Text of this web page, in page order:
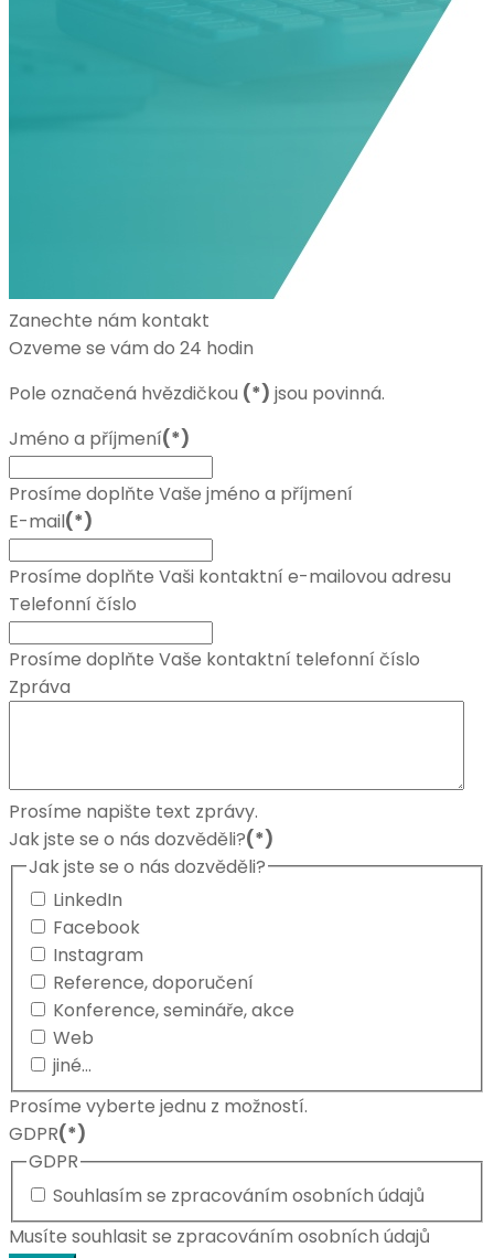
Zanechte nám kontakt
Ozveme se vám do 24 hodin
Pole označená hvězdičkou (*) jsou povinná.
Jméno a příjmení(*)
Prosíme doplňte Vaše jméno a příjmení
E-mail(*)
Prosíme doplňte Vaši kontaktní e-mailovou adresu
Telefonní číslo
Prosíme doplňte Vaše kontaktní telefonní číslo
Zpráva
Prosíme napište text zprávy.
Jak jste se o nás dozvěděli?(*)
Jak jste se o nás dozvěděli?
LinkedIn
Facebook
Instagram
Reference, doporučení
Konference, semináře, akce
Web
jiné...
Prosíme vyberte jednu z možností.
GDPR(*)
GDPR
Souhlasím se zpracováním osobních údajů
Musíte souhlasit se zpracováním osobních údajů